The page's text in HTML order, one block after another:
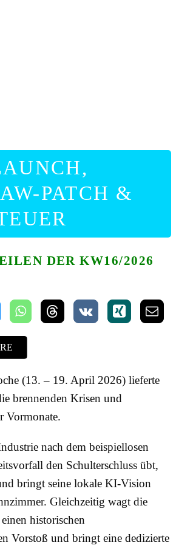
PATCH &
DER KW16/2026
(13. – 19. April 2026) lieferte
brennenden Krisen und
Vormonate.
nach dem beispiellosen
den Schulterschluss übt,
bringt seine lokale KI-Vision
Gleichzeitig wagt die
historischen
Vorstoß und bringt eine dedizierte